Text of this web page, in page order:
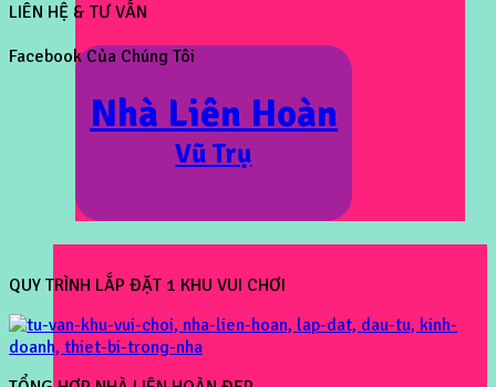
Nhà Liên Hoàn
Vũ Trụ
LIÊN HỆ & TƯ VẤN
Facebook Của Chúng Tôi
QUY TRÌNH LẮP ĐẶT 1 KHU VUI CHƠI